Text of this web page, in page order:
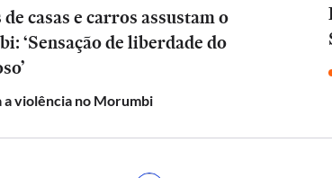
casas e carros assustam o
‘Sensação de liberdade do
a violência no Morumbi